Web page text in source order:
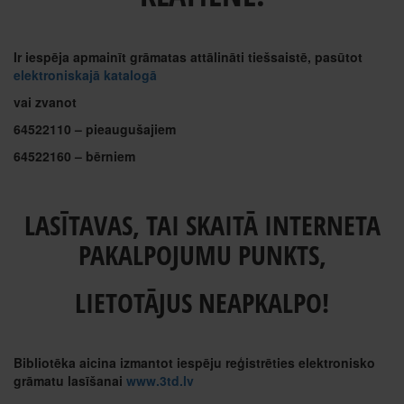
Ir iespēja apmainīt grāmatas attālināti tiešsaistē, pasūtot
elektroniskajā katalogā
vai zvanot
64522110 – pieaugušajiem
64522160 – bērniem
LASĪTAVAS, TAI SKAITĀ INTERNETA
PAKALPOJUMU PUNKTS,
LIETOTĀJUS NEAPKALPO!
Bibliotēka aicina izmantot iespēju reģistrēties elektronisko
grāmatu lasīšanai www.3td.lv